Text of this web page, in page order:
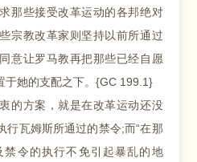
些接受改革运动的各邦绝对
宗教改革家则坚持以前所通过
意让罗马教再把那些已经自愿
于她的支配之下。{GC 199.1}
方案，就是在改革运动还没
行瓦姆斯所通过的禁令;而“在那
令的执行不免引起暴乱的地